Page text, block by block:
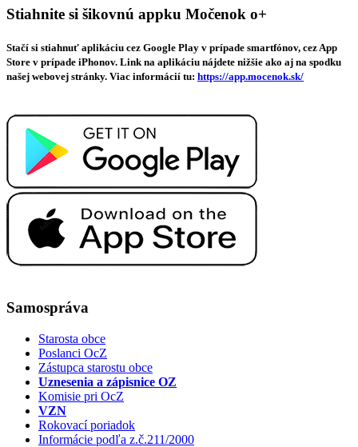
Stiahnite si šikovnú appku Močenok o+
Stačí si stiahnuť aplikáciu cez Google Play v prípade smartfónov, cez App
Store v prípade iPhonov. Link na aplikáciu nájdete nižšie ako aj na spodku
našej webovej stránky. Viac informácií tu: https://app.mocenok.sk/
Samospráva
Starosta obce
Poslanci OcZ
Zástupca starostu obce
Uznesenia a zápisnice OZ
Komisie pri OcZ
VZN
Rokovací poriadok
Informácie podľa z.č.211/2000